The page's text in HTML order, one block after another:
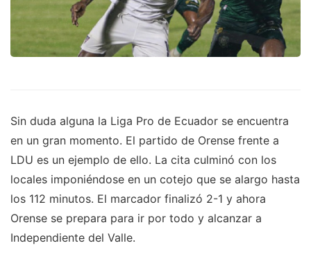
Sin duda alguna la Liga Pro de Ecuador se encuentra
en un gran momento. El partido de Orense frente a
LDU es un ejemplo de ello. La cita culminó con los
locales imponiéndose en un cotejo que se alargo hasta
los 112 minutos. El marcador finalizó 2-1 y ahora
Orense se prepara para ir por todo y alcanzar a
Independiente del Valle.